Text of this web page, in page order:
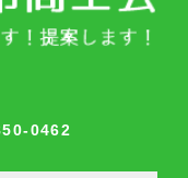
0462